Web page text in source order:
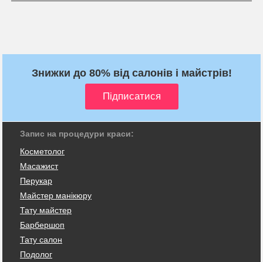
Знижки до 80% від салонів і майстрів!
Запис на процедури краси:
Косметолог
Масажист
Перукар
Майстер манікюру
Тату майстер
Барбершоп
Тату салон
Подолог